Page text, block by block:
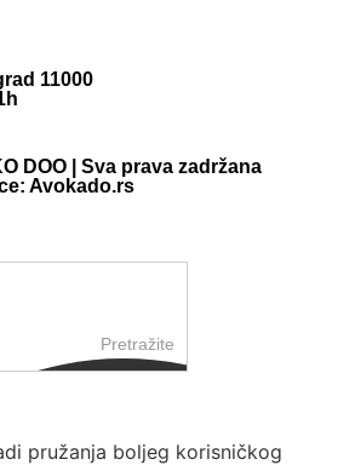
11000
DOO | Sva prava zadržana
Avokado.rs
Pretražite
pružanja boljeg korisničkog